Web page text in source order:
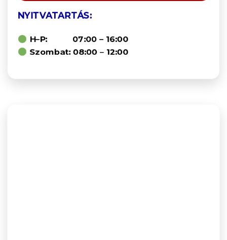
NYITVATARTÁS:
H–P: 07:00 – 16:00
Szombat: 08:00 – 12:00